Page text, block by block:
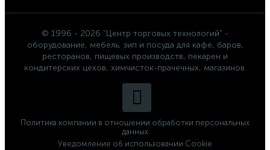
© 1996 - 2026 "Центр торговых технологий" -
оборудование, мебель, зип и посуда для кафе, баров,
ресторанов, пищевых производств, пекарен и
кондитерских цехов, химчисток-прачечных, магазинов.
Политика компании в отношении обработки персональных
данных
Уведомление об использовании Cookie